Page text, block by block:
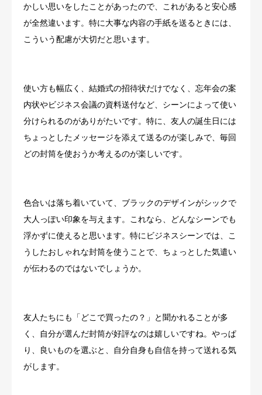
かしい思いをしたことがあったので、これがあると安心感
が全然違います。特に大事な内容の手紙を送るときには、
こういう配慮が大切だと思います。
使い方も幅広く、結婚式の招待状だけでなく、忘年会の案
内状やビジネス会議の資料送付など、シーンによって使い
分けられるのがありがたいです。特に、友人の誕生日には
ちょっとしたメッセージを添えて送るのが楽しみで、毎回
どの封筒を使おうか考えるのが楽しいです。
色合いは落ち着いていて、ブラックのデザインがシックで
大人っぽい印象を与えます。これなら、どんなシーンでも
浮かずに使えると思います。特にビジネスシーンでは、こ
うしたおしゃれな封筒を使うことで、ちょっとした気遣い
が伝わるのではないでしょうか。
友人たちにも「どこで買ったの？」と聞かれることが多
く、自分が選んだ封筒が好評なのは嬉しいですね。やっぱ
り、良いものを選ぶと、自分自身も自信を持って送れる気
がします。